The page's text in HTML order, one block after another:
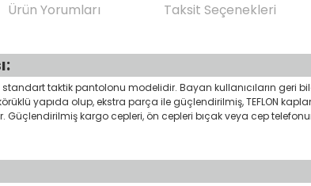
Ürün Yorumları Taksit Seçenekleri
taktik pantolonu modelidir. Bayan kullanıcıların geri
yapıda olup, ekstra parça ile güçlendirilmiş, TEFLON
Güçlendirilmiş kargo cepleri, ön cepleri bıçak veya cep